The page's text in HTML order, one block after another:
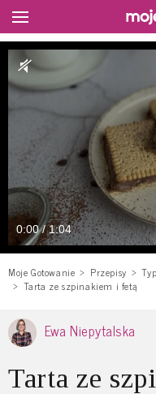
0:00 / 1:04
Moje Gotowanie Przepisy
Tarta ze szpinakiem i fetą
Ewa Niepytalska
Tarta ze